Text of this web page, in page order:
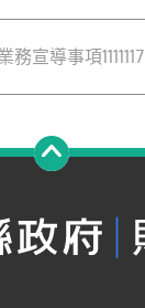
宣導事項1111117